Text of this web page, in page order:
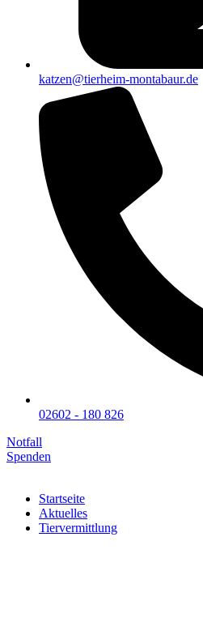
katzen@tierheim-montabaur.de
02602 - 180 826
Notfall
Spenden
Startseite
Aktuelles
Tiervermittlung